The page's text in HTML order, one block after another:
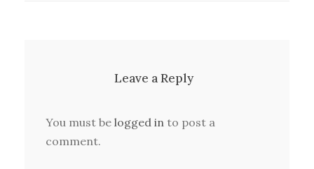
Leave a Reply
You must be logged in to post a
comment.